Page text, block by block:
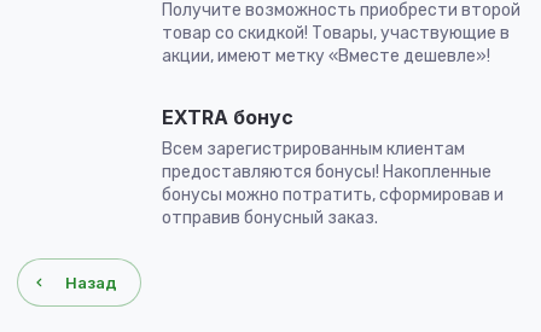
Получите возможность приобрести второй
товар со скидкой! Товары, участвующие в
акции, имеют метку «Вместе дешевле»!
EXTRA бонус
Всем зарегистрированным клиентам
предоставляются бонусы! Накопленные
бонусы можно потратить, сформировав и
отправив бонусный заказ.
Назад